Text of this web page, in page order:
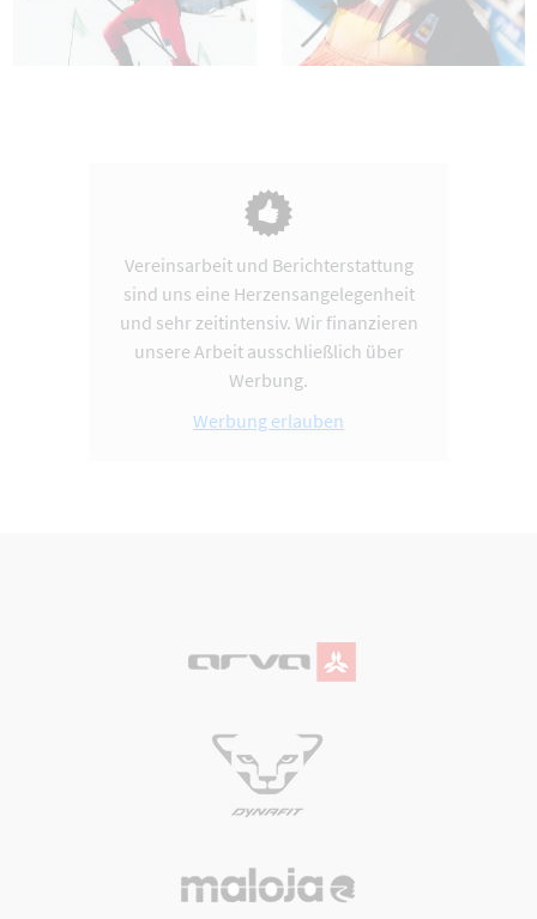
Vereinsarbeit und Berichterstattung
sind uns eine Herzensangelegenheit
und sehr zeitintensiv. Wir finanzieren
unsere Arbeit ausschließlich über
Werbung.
Werbung erlauben